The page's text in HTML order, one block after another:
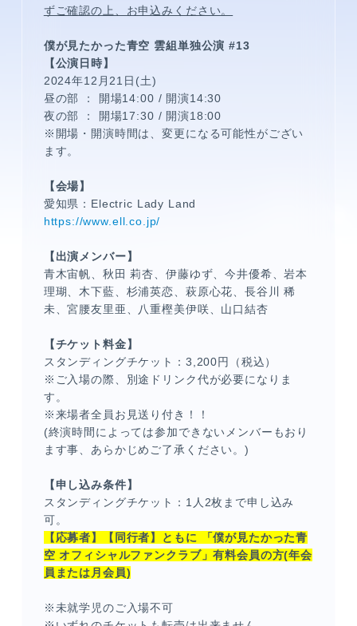
メンバーコンテンツ
ずご確認の上、お申込みください。
僕が見たかった青空 雲組単独公演 #13
【公演日時】
2024年12月21日(土)
昼の部 ： 開場14:00 / 開演14:30
夜の部 ： 開場17:30 / 開演18:00
※開場・開演時間は、変更になる可能性がござい
ます。
【会場】
愛知県：Electric Lady Land
https://www.ell.co.jp/
【出演メンバー】
青木宙帆、秋田 莉杏、伊藤ゆず、今井優希、岩本
理瑚、木下藍、杉浦英恋、萩原心花、長谷川 稀
未、宮腰友里亜、八重樫美伊咲、山口結杏
【チケット料金】
スタンディングチケット：3,200円（税込）
※ご入場の際、別途ドリンク代が必要になりま
す。
※来場者全員お見送り付き！！
(終演時間によっては参加できないメンバーもおり
ます事、あらかじめご了承ください。)
【申し込み条件】
スタンディングチケット：1人2枚まで申し込み
可。
【応募者】【同行者】ともに 「僕が見たかった青
空 オフィシャルファンクラブ」有料会員の方(年会
員または月会員)
※未就学児のご入場不可